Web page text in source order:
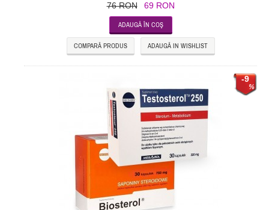
76 RON 69 RON
COMPARĂ PRODUS ADAUGĂ IN WISHLIST
-9